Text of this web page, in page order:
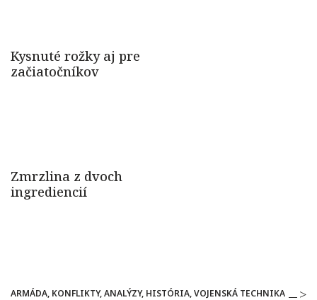
ARMÁDA, KONFLIKTY, ANALÝZY, HISTÓRIA, VOJENSKÁ TECHNIKA